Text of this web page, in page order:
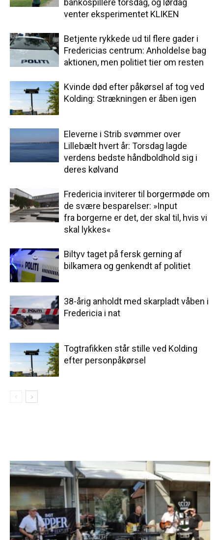
bankospillere torsdag, og lørdag
venter eksperimentet KLIKEN
Betjente rykkede ud til flere gader i
Fredericias centrum: Anholdelse bag
aktionen, men politiet tier om resten
Kvinde død efter påkørsel af tog ved
Kolding: Strækningen er åben igen
Eleverne i Strib svømmer over
Lillebælt hvert år: Torsdag lagde
verdens bedste håndboldhold sig i
deres kølvand
Fredericia inviterer til borgermøde om
de svære besparelser: »Input
fra borgerne er det, der skal til, hvis vi
skal lykkes«
Biltyv taget på fersk gerning af
bilkamera og genkendt af politiet
38-årig anholdt med skarpladt våben i
Fredericia i nat
Togtrafikken står stille ved Kolding
efter personpåkørsel